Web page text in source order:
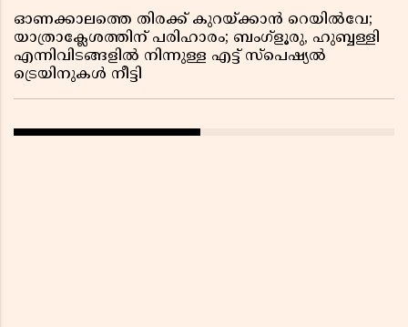
ഓണക്കാലത്തെ തിരക്ക് കുറയ്ക്കാൻ റെയിൽവേ;
യാത്രാക്ലേശത്തിന് പരിഹാരം; ബംഗ്ളൂരു, ഹുബ്ബള്ളി
എന്നിവിടങ്ങളിൽ നിന്നുള്ള എട്ട് സ്പെഷ്യൽ
ട്രെയിനുകൾ നീട്ടി